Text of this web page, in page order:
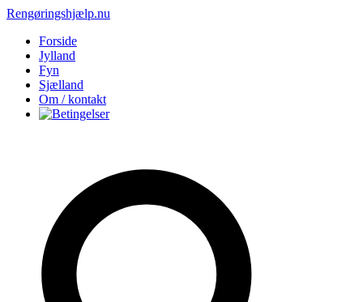
Rengøringshjælp.nu
Forside
Jylland
Fyn
Sjælland
Om / kontakt